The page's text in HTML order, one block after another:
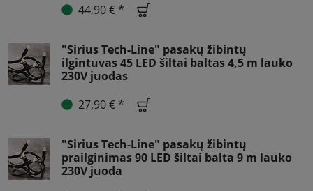
44,90 € *
"Sirius Tech-Line" pasakų žibintų
ilgintuvas 45 LED šiltai baltas 4,5 m lauko
230V juodas
27,90 € *
"Sirius Tech-Line" pasakų žibintų
prailginimas 90 LED šiltai balta 9 m lauko
230V juoda